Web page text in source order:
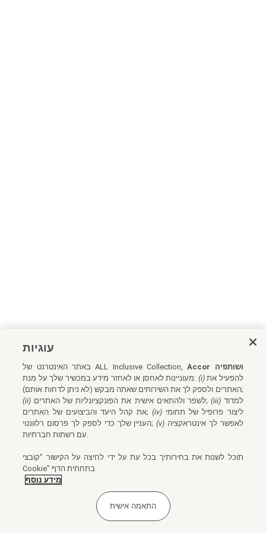
עוגיות
באתר האינטרנט של ALL Inclusive Collection,
Accor ושותפיה
מעוניינות לאחסן או לאחזר מידע במכשיר שלך על מנת: (i)להפעיל את
האתרים ולספק לך את השירותים שאתה מבקש (לא ניתן לדחות אותם);
(ii)
לשפר ולהתאים אישית את הפונקציונליות של האתרים; (iii)למדוד
את קהל היעד והביצועים של האתרים;(iv)
העניין שלך כדי לספק לך פרסום רלוונטי;(v)
עם רשתות חברתיות.
תוכל לשנות את בחירותיך בכל עת על ידי לחיצה על הקישור "קובצי
Cookie" בתחתית הדף.
מידע נוסף
התאמה אישית